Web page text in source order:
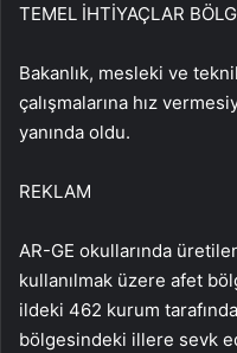
TEMEL İHTİYAÇLAR
Bakanlık, mesleki ve
çalışmalarına hız
yanında oldu.
REKLAM
AR-GE okullarında
kullanılmak üzere afet
ildeki 462 kurum
bölgesindeki illere sevk